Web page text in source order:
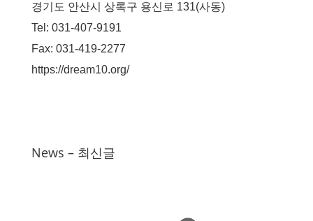
경기도 안산시 상록구 용신로 131(사동)
Tel: 031-407-9191
Fax: 031-419-2277
https://dream10.org/
News – 최신글